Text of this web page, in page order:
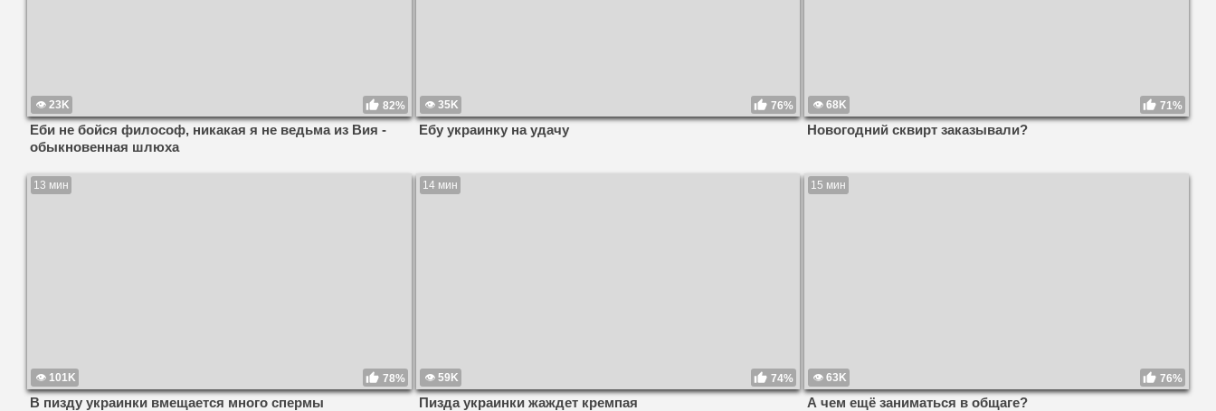
23K 82%
Еби не бойся философ, никакая я не ведьма из Вия -
обыкновенная шлюха
35K 76%
Ебу украинку на удачу
68K 71%
Новогодний сквирт заказывали?
13 мин
101K 78%
В пизду украинки вмещается много спермы
14 мин
59K 74%
Пизда украинки жаждет кремпая
15 мин
63K 76%
А чем ещё заниматься в общаге?